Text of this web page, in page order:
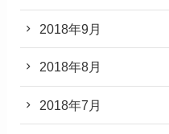
2018年9月
2018年8月
2018年7月